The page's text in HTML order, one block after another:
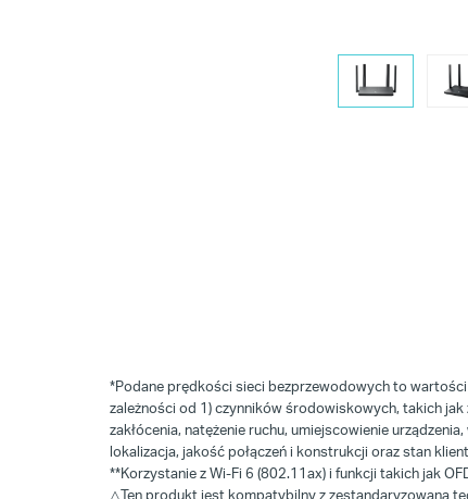
*Podane prędkości sieci bezprzewodowych to
zależności od 1) czynników środowiskowych, takich
zakłócenia, natężenie ruchu, umiejscowienie
lokalizacja, jakość połączeń i konstrukcji oraz stan
**Korzystanie z Wi-Fi 6 (802.11ax) i funkcji takich jak
△Ten produkt jest kompatybilny z zestandaryzowaną